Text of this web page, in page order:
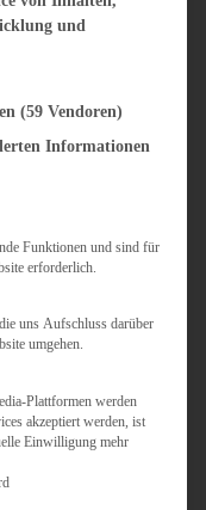
und
(59 Vendoren)
Informationen
Einwilligung erteilt werden
Funktionen und sind für
erforderlich.
uns Aufschluss darüber
umgehen.
Plattformen werden
akzeptiert werden, ist
Einwilligung mehr